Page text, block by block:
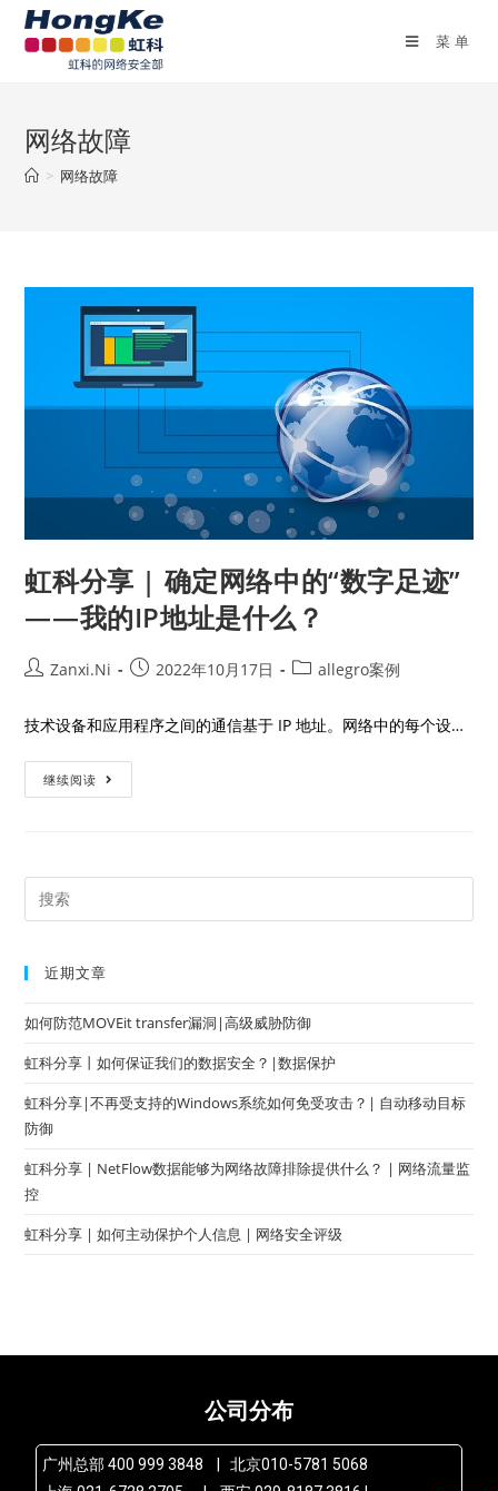
菜单
网络故障
> 网络故障
虹科分享 | 确定网络中的“数字足迹”
——我的IP地址是什么？
Zanxi.Ni 2022年10月17日 allegro案例
技术设备和应用程序之间的通信基于 IP 地址。网络中的每个设…
继续阅读
近期文章
如何防范MOVEit transfer漏洞|高级威胁防御
虹科分享丨如何保证我们的数据安全？|数据保护
虹科分享|不再受支持的Windows系统如何免受攻击？| 自动移动目标
防御
虹科分享 | NetFlow数据能够为网络故障排除提供什么？ | 网络流量监
控
虹科分享 | 如何主动保护个人信息 | 网络安全评级
公司分布
广州总部 400 999 3848 | 北京010-5781 5068